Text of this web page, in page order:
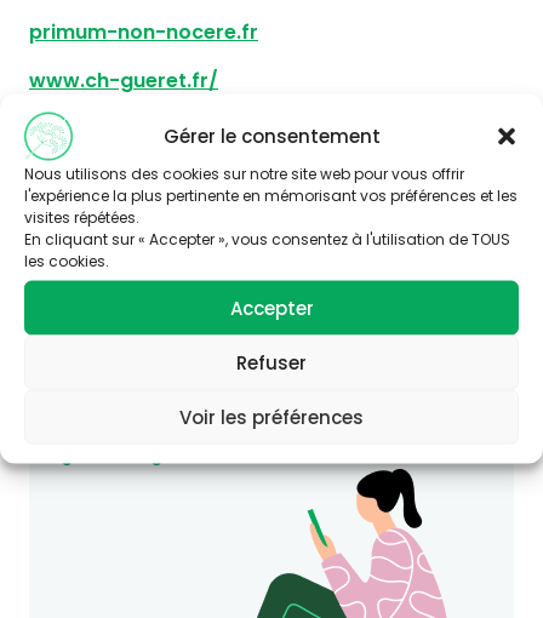
Gérer le consentement
Nous utilisons des cookies sur notre site web pour vous offrir
l'expérience la plus pertinente en mémorisant vos préférences et les
visites répétées.
En cliquant sur « Accepter », vous consentez à l'utilisation de TOUS
les cookies.
Accepter
Refuser
Voir les préférences
primum-non-nocere.fr
www.ch-gueret.fr/
Vous souhaitez en savoir plus sur
cette thématique ?
Consultez le site Agir-ese.org, des ressources
Santé-Environnement.